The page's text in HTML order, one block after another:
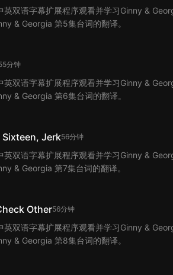
双语字幕扩展程序观看并学习Ginny &
& Georgia 第5集台词的翻译。
分钟
双语字幕扩展程序观看并学习Ginny &
& Georgia 第6集台词的翻译。
Jerk56分钟
双语字幕扩展程序观看并学习Ginny &
& Georgia 第7集台词的翻译。
Other56分钟
双语字幕扩展程序观看并学习Ginny &
& Georgia 第8集台词的翻译。